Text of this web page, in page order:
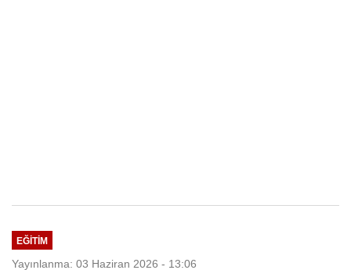
EĞITIM
Yayınlanma: 03 Haziran 2026 - 13:06